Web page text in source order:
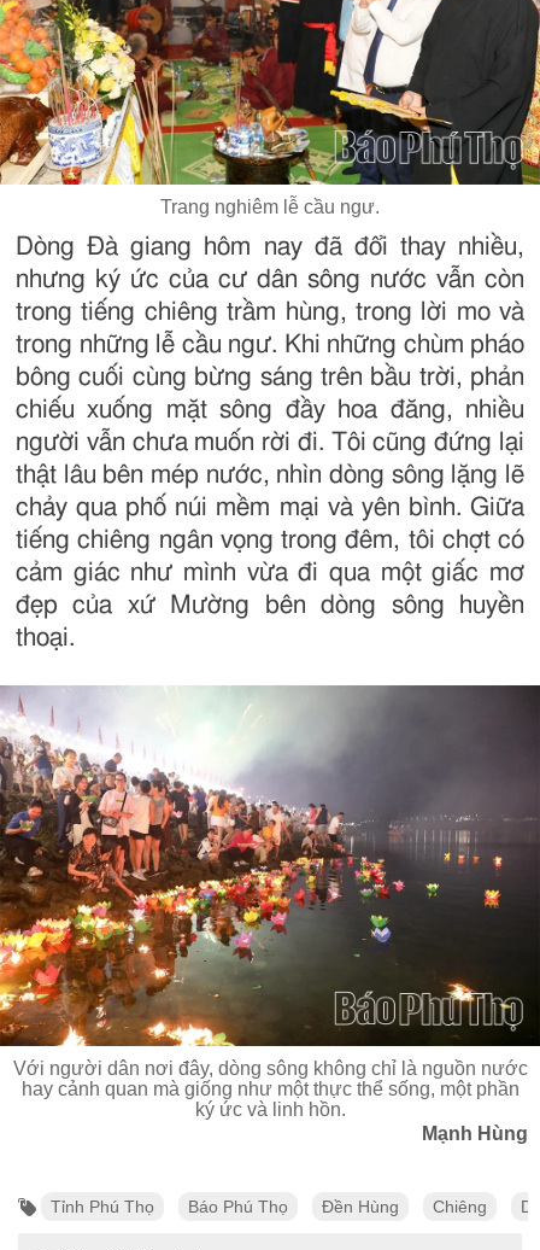
Trang nghiêm lễ cầu ngư.
Dòng Đà giang hôm nay đã đổi thay nhiều,
nhưng ký ức của cư dân sông nước vẫn còn
trong tiếng chiêng trầm hùng, trong lời mo và
trong những lễ cầu ngư. Khi những chùm pháo
bông cuối cùng bừng sáng trên bầu trời, phản
chiếu xuống mặt sông đầy hoa đăng, nhiều
người vẫn chưa muốn rời đi. Tôi cũng đứng lại
thật lâu bên mép nước, nhìn dòng sông lặng lẽ
chảy qua phố núi mềm mại và yên bình. Giữa
tiếng chiêng ngân vọng trong đêm, tôi chợt có
cảm giác như mình vừa đi qua một giấc mơ
đẹp của xứ Mường bên dòng sông huyền
thoại.
Với người dân nơi đây, dòng sông không chỉ là nguồn nước
hay cảnh quan mà giống như một thực thể sống, một phần
ký ức và linh hồn.
Mạnh Hùng
Tỉnh Phú Thọ Báo Phú Thọ Đền Hùng Chiêng